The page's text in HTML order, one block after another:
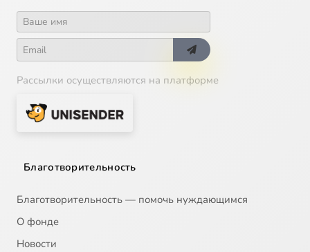
15 Передача от 29 марта 2008 года
Передача от 3 апреля 2008 года
17 Передача от 11 июня 2008 года
18 Ливан. Бейрут. Святые места
21
Рассылки осуществляются на платформе
Благотворительность
Благотворительность — помочь нуждающимся
О фонде
Новости